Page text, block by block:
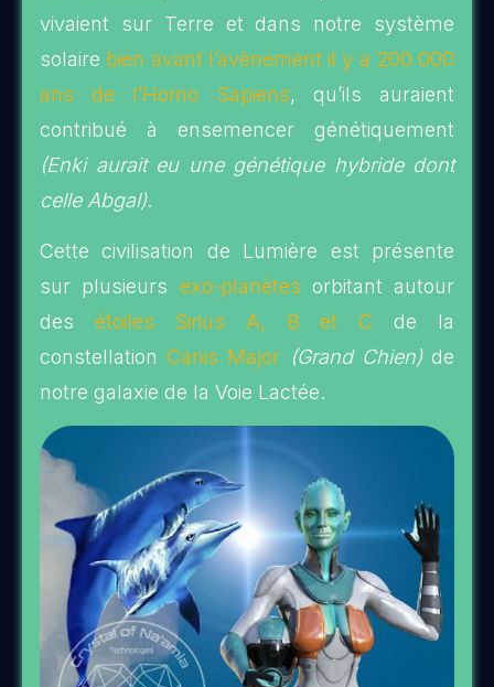
vivaient sur Terre et dans notre système
solaire bien avant l’avènement il y a 200 000
ans de l’Homo Sapiens, qu’ils auraient
contribué à ensemencer génétiquement
(Enki aurait eu une génétique hybride dont
celle Abgal).
Cette civilisation de Lumière est présente
sur plusieurs exo-planètes orbitant autour
des étoiles Sirius A, B et C de la
constellationCanis Major (Grand Chien)de
notre galaxie de la Voie Lactée.